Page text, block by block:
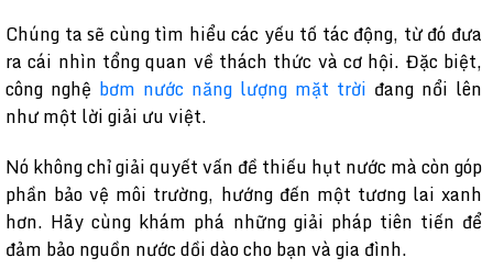
Chúng ta sẽ cùng tìm hiểu các yếu tố tác động, từ đó đưa
ra cái nhìn tổng quan về thách thức và cơ hội. Đặc biệt,
công nghệ bơm nước năng lượng mặt trời đang nổi lên
như một lời giải ưu việt.
Nó không chỉ giải quyết vấn đề thiếu hụt nước mà còn góp
phần bảo vệ môi trường, hướng đến một tương lai xanh
hơn. Hãy cùng khám phá những giải pháp tiên tiến để
đảm bảo nguồn nước dồi dào cho bạn và gia đình.